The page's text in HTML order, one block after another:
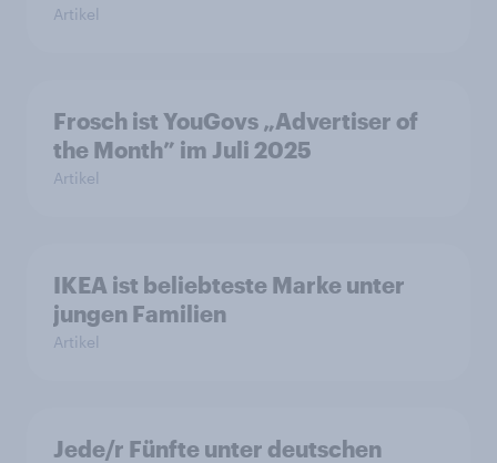
Artikel
Frosch ist YouGovs „Advertiser of
the Month” im Juli 2025
Artikel
IKEA ist beliebteste Marke unter
jungen Familien
Artikel
Jede/r Fünfte unter deutschen